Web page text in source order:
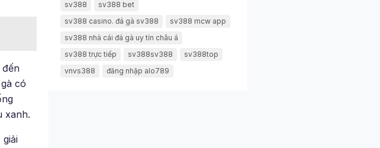
đến
có
xanh.
sv388
sv388 bet
sv388 casino. đá gà sv388
sv388 mcw app
sv388 nhà cái đá gà uy tín châu á
sv388 trực tiếp
sv388sv388
sv388top
vnvs388
đăng nhập alo789